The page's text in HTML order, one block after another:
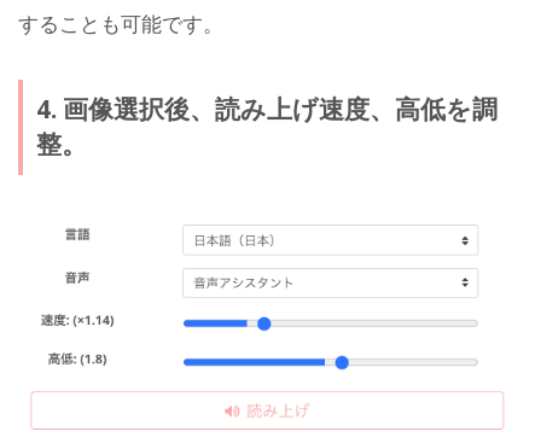
することも可能です。
4. 画像選択後、読み上げ速度、高低を調
整。